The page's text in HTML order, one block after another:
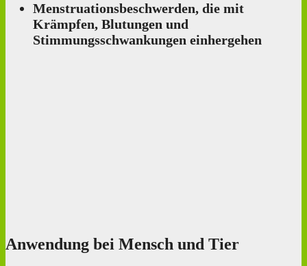
Menstruationsbeschwerden, die mit
Krämpfen, Blutungen und
Stimmungsschwankungen einhergehen
Anwendung bei Mensch und Tier